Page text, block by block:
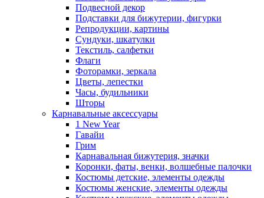
Подвесной декор
Подставки для бижутерии, фигурки
Репродукции, картины
Сундуки, шкатулки
Текстиль, салфетки
Флаги
Фоторамки, зеркала
Цветы, лепестки
Часы, будильники
Шторы
Карнавальные аксессуары
1 New Year
Гавайи
Грим
Карнавальная бижутерия, значки
Коронки, фаты, венки, волшебные палочки
Костюмы детские, элементы одежды
Костюмы женские, элементы одежды